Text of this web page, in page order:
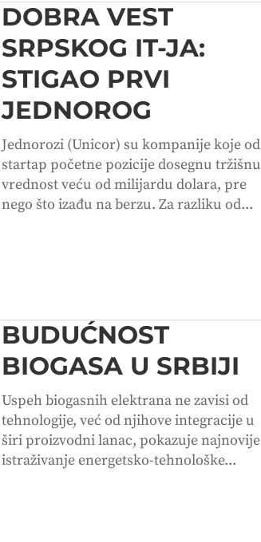
DOBRA VEST
SRPSKOG IT-JA:
STIGAO PRVI
JEDNOROG
Jednorozi (Unicor) su kompanije koje od
startap početne pozicije dosegnu tržišnu
vrednost veću od milijardu dolara, pre
nego što izađu na berzu. Za razliku od...
BUDUĆNOST
BIOGASA U SRBIJI
Uspeh biogasnih elektrana ne zavisi od
tehnologije, već od njihove integracije u
širi proizvodni lanac, pokazuje najnovije
istraživanje energetsko-tehnološke...